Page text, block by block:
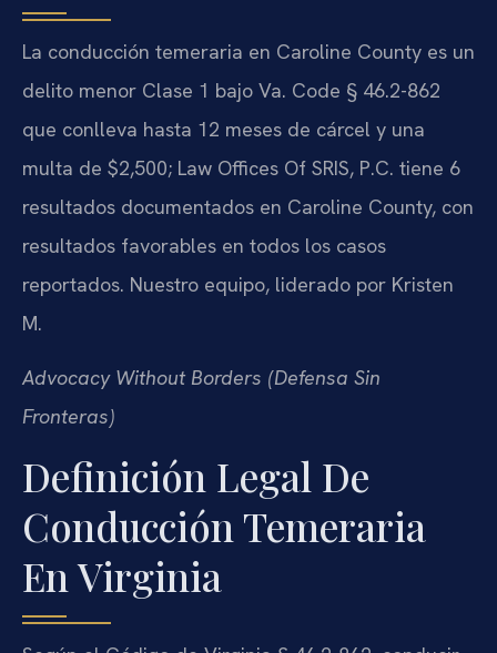
La conducción temeraria en Caroline County es un
delito menor Clase 1 bajo Va. Code § 46.2-862
que conlleva hasta 12 meses de cárcel y una
multa de $2,500; Law Offices Of SRIS, P.C. tiene 6
resultados documentados en Caroline County, con
resultados favorables en todos los casos
reportados. Nuestro equipo, liderado por Kristen
M.
Advocacy Without Borders (Defensa Sin
Fronteras)
Definición Legal De
Conducción Temeraria
En Virginia